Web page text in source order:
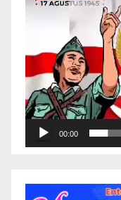
00:00